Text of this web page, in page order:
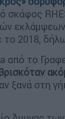
σκάφος
το 2018,
από το
ξανά στη